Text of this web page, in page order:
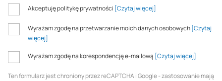
Akceptuję politykę prywatności [Czytaj więcej]
Wyrażam zgodę na przetwarzanie moich danych osobowych[Czytaj
więcej]
Wyrażam zgodę na korespondencję e-mailową [Czytaj więcej]
Ten formularz jest chroniony przez reCAPTCHA i Google - zastosowanie mają